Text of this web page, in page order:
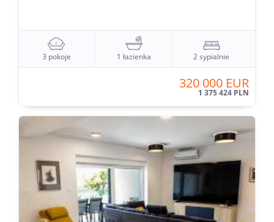
3 pokoje 1 łazienka 2 sypialnie
320 000 EUR
1 375 424 PLN